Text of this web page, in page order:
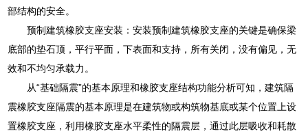
部结构的安全。
预制建筑橡胶支座安装：安装预制建筑橡胶支座的关键是确保梁
底部的垫石顶，平行平面，下表面和支持，所有关闭，没有偏见，无
效和不均匀承载力。
从“基础隔震”的基本原理和橡胶支座结构功能分析可知，建筑隔
震橡胶支座隔震的基本原理是在建筑物或构筑物基底或某个位置上设
置橡胶支座，利用橡胶支座水平柔性的隔震层，通过此层吸收和耗散